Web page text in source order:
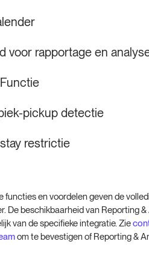
voor rapportage en
pickup detectie
restrictie
functies en voordelen geven de
De beschikbaarheid van Reporting
van de specifieke integratie. Zie
om te bevestigen of Reporting &